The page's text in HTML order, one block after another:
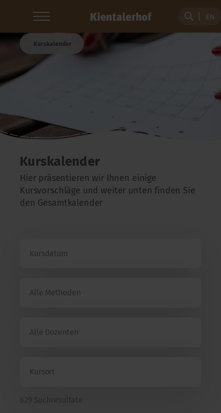
EN
Kurskalender
Kurskalender
Hier präsentieren wir Ihnen einige
Kursvorschläge und weiter unten finden Sie
den Gesamtkalender